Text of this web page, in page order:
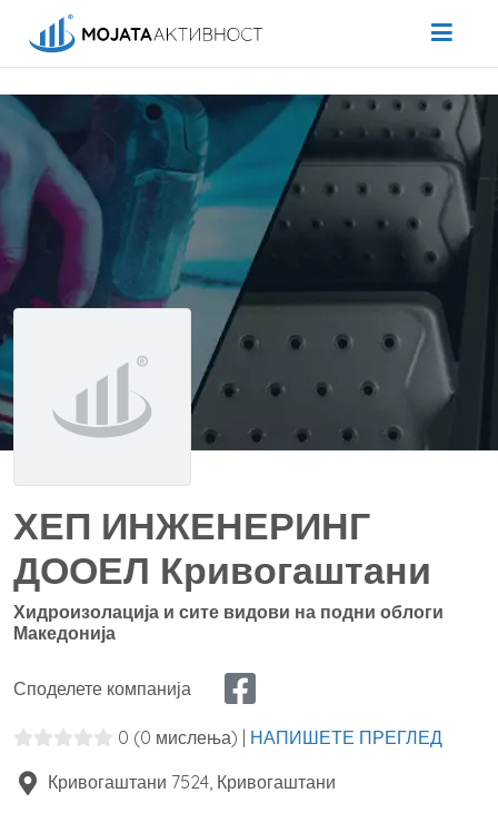
ХЕП ИНЖЕНЕРИНГ
ДООЕЛ Кривогаштани
Хидроизолација и сите видови на подни облоги
Македонија
Споделете компанија
0 (0 мислења) | НАПИШЕТЕ ПРЕГЛЕД
Кривогаштани 7524, Кривогаштани